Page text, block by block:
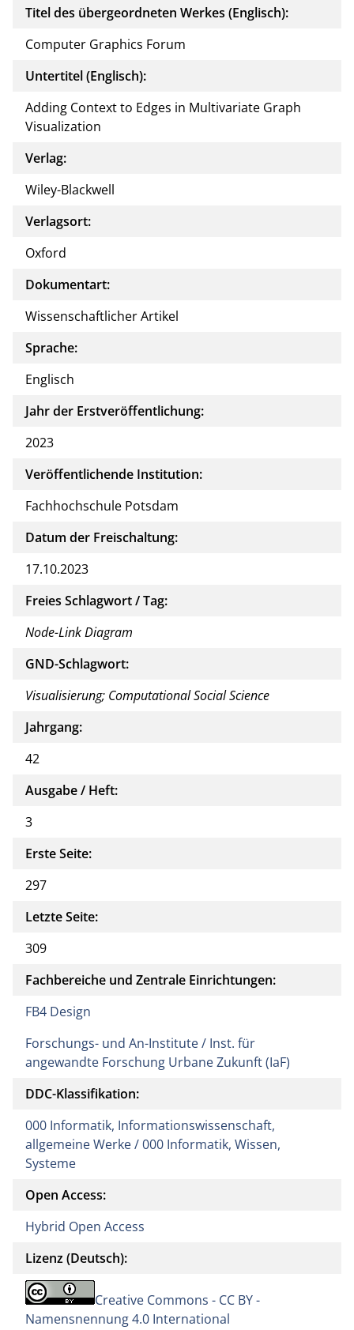
Titel des übergeordneten Werkes (Englisch):
Computer Graphics Forum
Untertitel (Englisch):
Adding Context to Edges in Multivariate Graph
Visualization
Verlag:
Wiley-Blackwell
Verlagsort:
Oxford
Dokumentart:
Wissenschaftlicher Artikel
Sprache:
Englisch
Jahr der Erstveröffentlichung:
2023
Veröffentlichende Institution:
Fachhochschule Potsdam
Datum der Freischaltung:
17.10.2023
Freies Schlagwort / Tag:
Node-Link Diagram
GND-Schlagwort:
Visualisierung; Computational Social Science
Jahrgang:
42
Ausgabe / Heft:
3
Erste Seite:
297
Letzte Seite:
309
Fachbereiche und Zentrale Einrichtungen:
FB4 Design
Forschungs- und An-Institute / Inst. für
angewandte Forschung Urbane Zukunft (IaF)
DDC-Klassifikation:
000 Informatik, Informationswissenschaft,
allgemeine Werke / 000 Informatik, Wissen,
Systeme
Open Access:
Hybrid Open Access
Lizenz (Deutsch):
Creative Commons - CC BY -
Namensnennung 4.0 International